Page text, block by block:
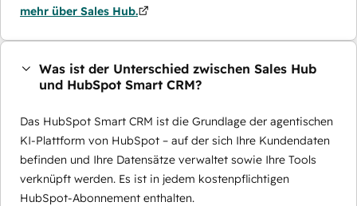
mehr über Sales Hub.
Was ist der Unterschied zwischen Sales Hub
und HubSpot Smart CRM?
Das HubSpot Smart CRM ist die Grundlage der agentischen
KI-Plattform von HubSpot – auf der sich Ihre Kundendaten
befinden und Ihre Datensätze verwaltet sowie Ihre Tools
verknüpft werden. Es ist in jedem kostenpflichtigen
HubSpot-Abonnement enthalten.